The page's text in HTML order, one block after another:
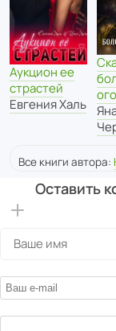
Аукцион ее
страстей
Евгения Халь
Все книги автора:
Оставить